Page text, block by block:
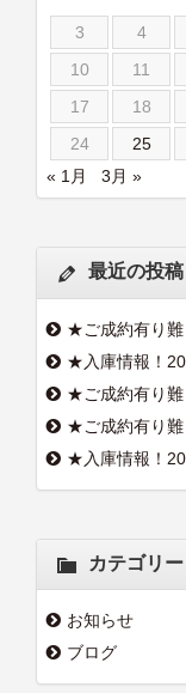
3
4
10
11
17
18
24
25
« 1月
3月 »
最近の投稿
★ご成約有り難
★入庫情報！
★ご成約有り難
★ご成約有り難
★入庫情報！
カテゴリー
お知らせ
ブログ